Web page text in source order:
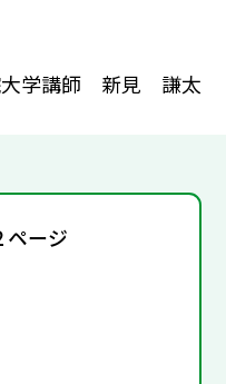
大学講師 新見 謙太
ページ